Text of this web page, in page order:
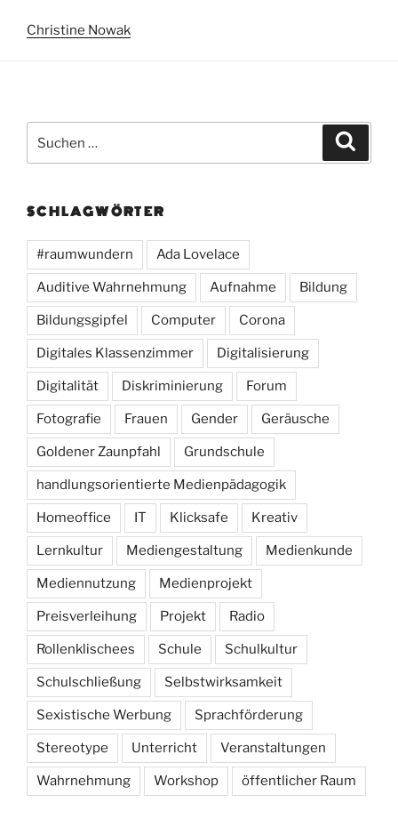
Christine Nowak
nach:
SCHLAGWÖRTER
#raumwundern Ada Lovelace
Auditive Wahrnehmung Aufnahme Bildung
Bildungsgipfel Computer Corona
Digitales Klassenzimmer Digitalisierung
Digitalität Diskriminierung Forum
Fotografie Frauen Gender Geräusche
Goldener Zaunpfahl Grundschule
handlungsorientierte Medienpädagogik
Homeoffice IT Klicksafe Kreativ
Lernkultur Mediengestaltung Medienkunde
Mediennutzung Medienprojekt
Preisverleihung Projekt Radio
Rollenklischees Schule Schulkultur
Schulschließung Selbstwirksamkeit
Sexistische Werbung Sprachförderung
Stereotype Unterricht Veranstaltungen
Wahrnehmung Workshop öffentlicher Raum